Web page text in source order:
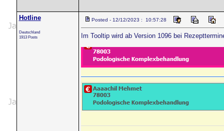
Hotline
Deutschland
1913 Posts
Posted - 12/12/2023 : 10:57:28
Im Tooltip wird ab Version 1096 bei